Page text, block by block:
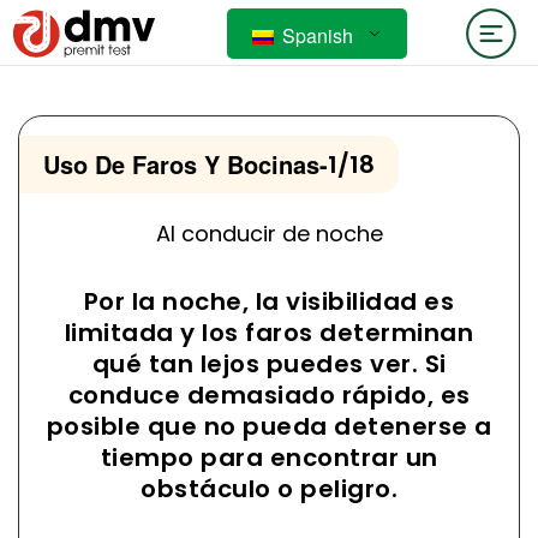
Spanish
Uso De Faros Y Bocinas-1/18
Al conducir de noche
Por la noche, la visibilidad es
limitada y los faros determinan
qué tan lejos puedes ver. Si
conduce demasiado rápido, es
posible que no pueda detenerse a
tiempo para encontrar un
obstáculo o peligro.